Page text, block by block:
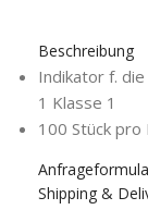
Beschreibung
Indikator f.
1 Klasse 1
100 Stück pro
Shipping &